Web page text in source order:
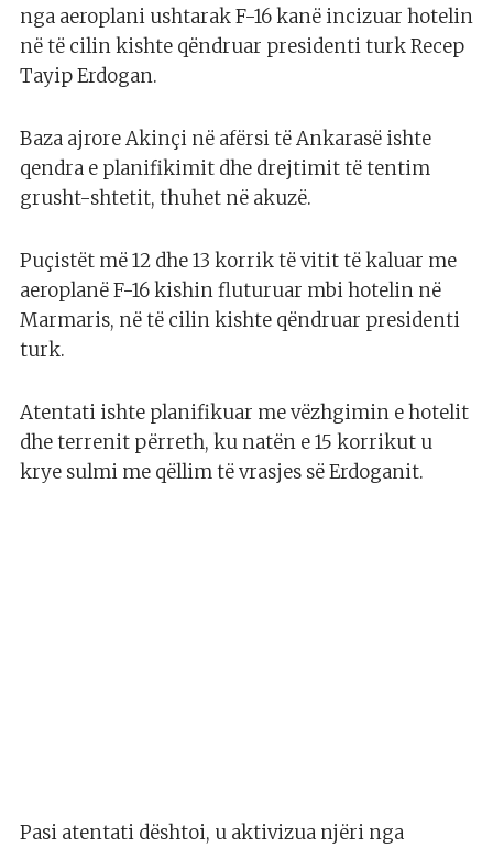
nga aeroplani ushtarak F-16 kanë incizuar hotelin
në të cilin kishte qëndruar presidenti turk Recep
Tayip Erdogan.
Baza ajrore Akinçi në afërsi të Ankarasë ishte
qendra e planifikimit dhe drejtimit të tentim
grusht-shtetit, thuhet në akuzë.
Puçistët më 12 dhe 13 korrik të vitit të kaluar me
aeroplanë F-16 kishin fluturuar mbi hotelin në
Marmaris, në të cilin kishte qëndruar presidenti
turk.
Atentati ishte planifikuar me vëzhgimin e hotelit
dhe terrenit përreth, ku natën e 15 korrikut u
krye sulmi me qëllim të vrasjes së Erdoganit.
Pasi atentati dështoi, u aktivizua njëri nga